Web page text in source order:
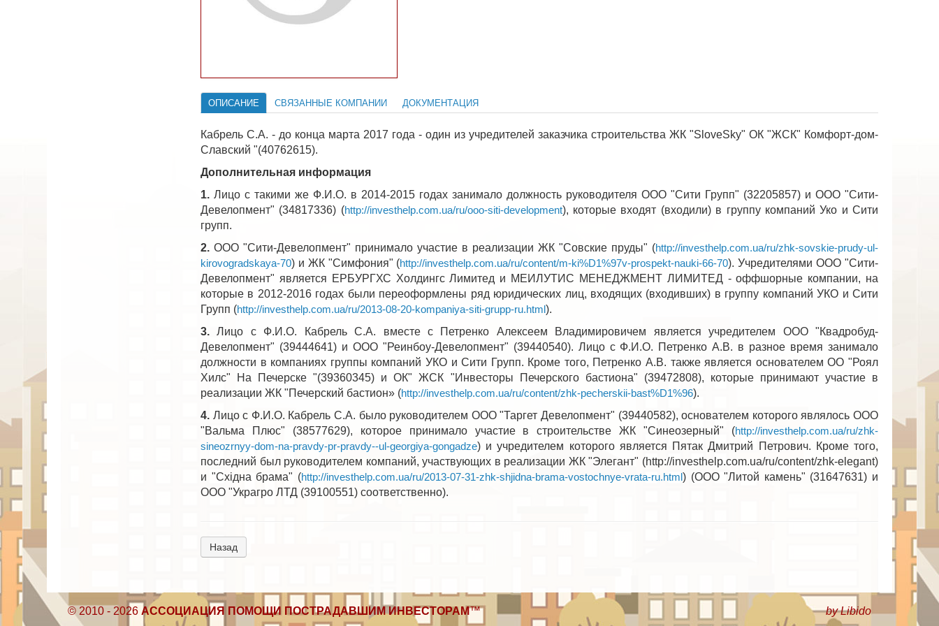
ОПИСАНИЕ СВЯЗАННЫЕ КОМПАНИИ ДОКУМЕНТАЦИЯ
Кабрель С.А. - до конца марта 2017 года - один из учредителей заказчика строительства ЖК "SloveSky" ОК "ЖСК" Комфорт-дом-
Славский "(40762615).
Дополнительная информация
1. Лицо с такими же Ф.И.О. в 2014-2015 годах занимало должность руководителя ООО "Сити Групп" (32205857) и ООО "Сити-
Девелопмент" (34817336) (http://investhelp.com.ua/ru/ooo-siti-development), которые входят (входили) в группу компаний Уко и Сити
групп.
2. ООО "Сити-Девелопмент" принимало участие в реализации ЖК "Совские пруды" (http://investhelp.com.ua/ru/zhk-sovskie-prudy-ul-
kirovogradskaya-70) и ЖК "Симфония" (http://investhelp.com.ua/ru/content/m-ki%D1%97v-prospekt-nauki-66-70). Учредителями ООО "Сити-
Девелопмент" является ЕРБУРГХС Холдингс Лимитед и МЕИЛУТИС МЕНЕДЖМЕНТ ЛИМИТЕД - оффшорные компании, на
которые в 2012-2016 годах были переоформлены ряд юридических лиц, входящих (входивших) в группу компаний УКО и Сити
Групп (http://investhelp.com.ua/ru/2013-08-20-kompaniya-siti-grupp-ru.html).
3. Лицо с Ф.И.О. Кабрель С.А. вместе с Петренко Алексеем Владимировичем является учредителем ООО "Квадробуд-
Девелопмент" (39444641) и ООО "Реинбоу-Девелопмент" (39440540). Лицо с Ф.И.О. Петренко А.В. в разное время занимало
должности в компаниях группы компаний УКО и Сити Групп. Кроме того, Петренко А.В. также является основателем ОО "Роял
Хилс" На Печерске "(39360345) и ОК" ЖСК "Инвесторы Печерского бастиона" (39472808), которые принимают участие в
реализации ЖК "Печерский бастион» (http://investhelp.com.ua/ru/content/zhk-pecherskii-bast%D1%96).
4. Лицо с Ф.И.О. Кабрель С.А. было руководителем ООО "Таргет Девелопмент" (39440582), основателем которого являлось ООО
"Вальма Плюс" (38577629), которое принимало участие в строительстве ЖК "Синеозерный" (http://investhelp.com.ua/ru/zhk-
sineozrnyy-dom-na-pravdy-pr-pravdy--ul-georgiya-gongadze) и учредителем которого является Пятак Дмитрий Петрович. Кроме того,
последний был руководителем компаний, участвующих в реализации ЖК "Элегант" (http://investhelp.com.ua/ru/content/zhk-elegant)
и "Східна брама" (http://investhelp.com.ua/ru/2013-07-31-zhk-shjidna-brama-vostochnye-vrata-ru.html) (ООО "Литой камень" (31647631) и
ООО "Украгро ЛТД (39100551) соответственно).
Назад
© 2010 - 2026 АССОЦИАЦИЯ ПОМОЩИ ПОСТРАДАВШИМ ИНВЕСТОРАМ™ by Libido